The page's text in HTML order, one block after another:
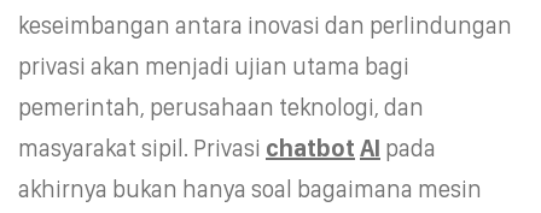
keseimbangan antara inovasi dan perlindungan
privasi akan menjadi ujian utama bagi
pemerintah, perusahaan teknologi, dan
masyarakat sipil. Privasi chatbot AI pada
akhirnya bukan hanya soal bagaimana mesin